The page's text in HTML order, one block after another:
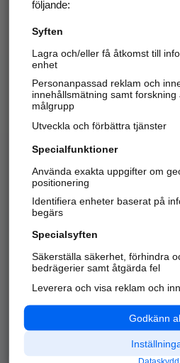
Hitta.se - Gratis
Sök företag, personer och platser.
Hitta telefonnummer, adresser,
Kom
Alla kategorier
API & Kartor
följande:
Syften
Lagra och/eller få åtkomst till
enhet
Personanpassad reklam och
innehållsmätning samt forskning
målgrupp
Utveckla och förbättra tjänster
Specialfunktioner
Använda exakta uppgifter om
positionering
Identifiera enheter baserat på
begärs
Specialsyften
Säkerställa säkerhet, förhindra
bedrägerier samt åtgärda fel
Leverera och visa reklam och
Godkänn
Dataskydd